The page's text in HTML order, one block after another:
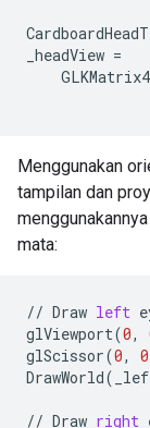
_headView =
Menggunakan
tampilan dan
mata:
// Draw left
glViewport(0,
glScissor(0, 0
DrawWorld(
// Draw right